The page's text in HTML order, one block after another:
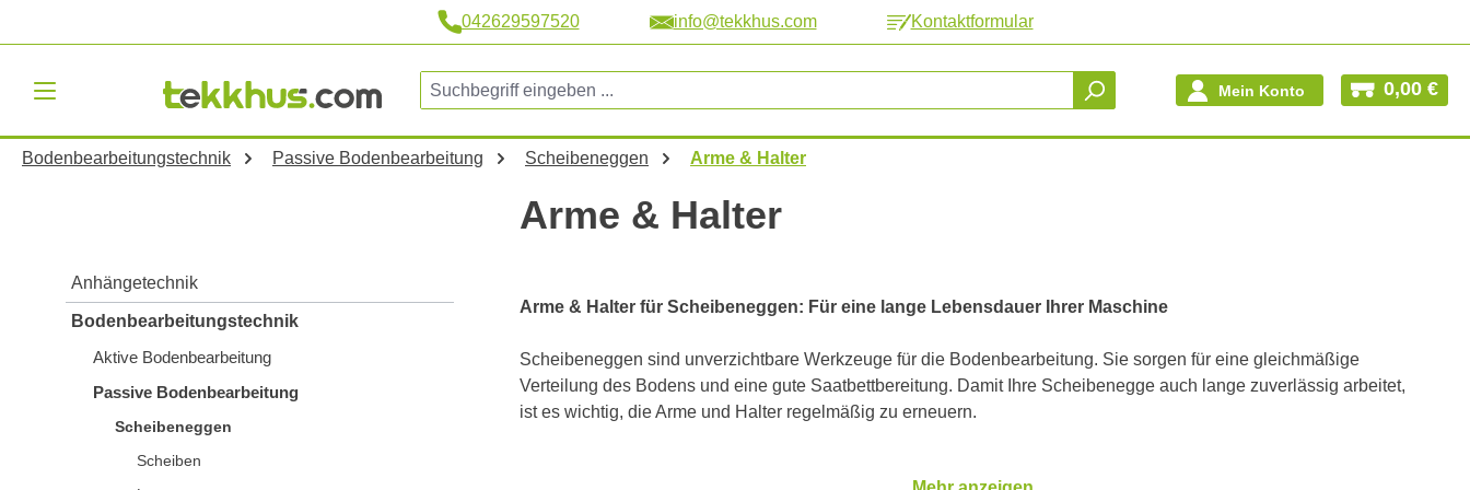
042629597520 info@tekkhus.com Kontaktformular
Mein Konto 0,00 €
Bodenbearbeitungstechnik Passive Bodenbearbeitung Scheibeneggen Arme & Halter
Anhängetechnik
Bodenbearbeitungstechnik
Aktive Bodenbearbeitung
Passive Bodenbearbeitung
Scheibeneggen
Scheiben
Arme & Halter
Arme & Halter für Scheibeneggen: Für eine lange Lebensdauer Ihrer Maschine
Scheibeneggen sind unverzichtbare Werkzeuge für die Bodenbearbeitung. Sie sorgen für eine gleichmäßige
Verteilung des Bodens und eine gute Saatbettbereitung. Damit Ihre Scheibenegge auch lange zuverlässig arbeitet,
ist es wichtig, die Arme und Halter regelmäßig zu erneuern.